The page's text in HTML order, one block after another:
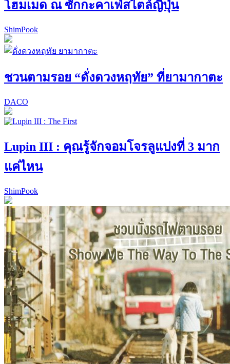
โฮมเมด ณ ซักกะคาเฟ่สไตล์ญี่ปุ่น
ShimPook
ชวนตามรอย “ดั่งดวงหฤทัย” ที่ยามากาตะ
DACO
Lupin III : คุณรู้จักจอมโจรลูแปงที่ 3 มาก
แค่ไหน
ShimPook